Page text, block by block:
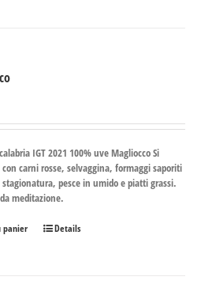
IGT 2021 100% uve Magliocco Si
con carni rosse, selvaggina, formaggi saporiti
pesce in umido e piatti grassi.
meditazione.
panier Details